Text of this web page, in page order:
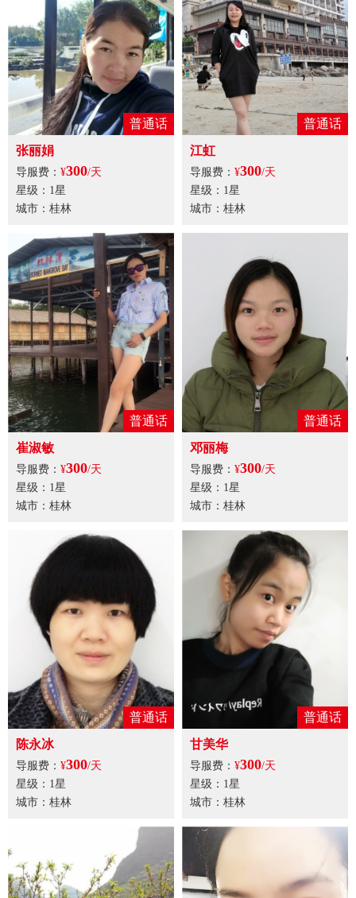
普通话
张丽娟
导服费： ¥300/天
星级：1星
城市：桂林
普通话
江虹
导服费： ¥300/天
星级：1星
城市：桂林
普通话
崔淑敏
导服费： ¥300/天
星级：1星
城市：桂林
普通话
邓丽梅
导服费： ¥300/天
星级：1星
城市：桂林
普通话
陈永冰
导服费： ¥300/天
星级：1星
城市：桂林
普通话
甘美华
导服费： ¥300/天
星级：1星
城市：桂林